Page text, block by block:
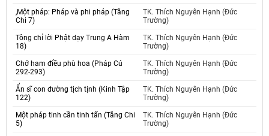
,Một pháp: Pháp và phi pháp (Tăng
Chi 7)
TK. Thích Nguyên Hạnh (Đức
Trường)
Tông chỉ lời Phật dạy Trung A Hàm
18)
TK. Thích Nguyên Hạnh (Đức
Trường)
Chớ ham điều phù hoa (Pháp Cú
292-293)
TK. Thích Nguyên Hạnh (Đức
Trường)
Ẩn sĩ con đường tịch tịnh (Kinh Tập
122)
TK. Thích Nguyên Hạnh (Đức
Trường)
Một pháp tinh cần tinh tấn (Tăng Chi
5)
TK. Thích Nguyên Hạnh (Đức
Trường)